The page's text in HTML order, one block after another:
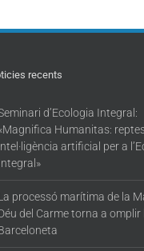
recents
d’Ecologia Integral:
Humanitas:
artificial per a
processó marítima de la
del Carme torna a omplir